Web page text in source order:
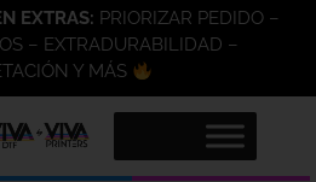
EXTRAS: PRIORIZAR PEDIDO –
– EXTRADURABILIDAD –
Y MÁS